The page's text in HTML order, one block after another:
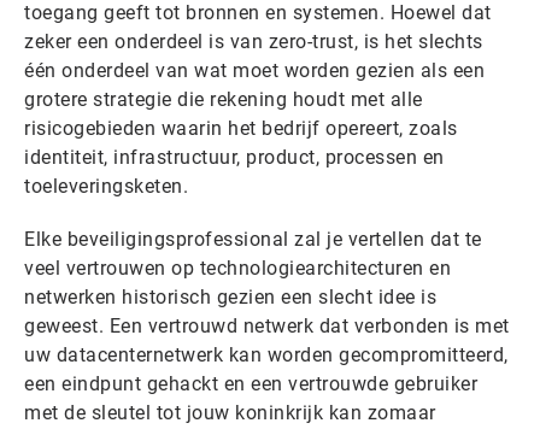
toegang geeft tot bronnen en systemen. Hoewel dat
zeker een onderdeel is van zero-trust, is het slechts
één onderdeel van wat moet worden gezien als een
grotere strategie die rekening houdt met alle
risicogebieden waarin het bedrijf opereert, zoals
identiteit, infrastructuur, product, processen en
toeleveringsketen.
Elke beveiligingsprofessional zal je vertellen dat te
veel vertrouwen op technologiearchitecturen en
netwerken historisch gezien een slecht idee is
geweest. Een vertrouwd netwerk dat verbonden is met
uw datacenternetwerk kan worden gecompromitteerd,
een eindpunt gehackt en een vertrouwde gebruiker
met de sleutel tot jouw koninkrijk kan zomaar